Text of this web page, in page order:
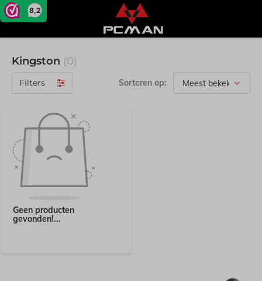
8,2
Kingston (0)
Filters Sorteren op:
Geen producten
gevonden!...